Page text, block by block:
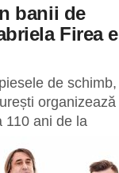
banii de
Firea e
de schimb,
organizează
110 ani de la